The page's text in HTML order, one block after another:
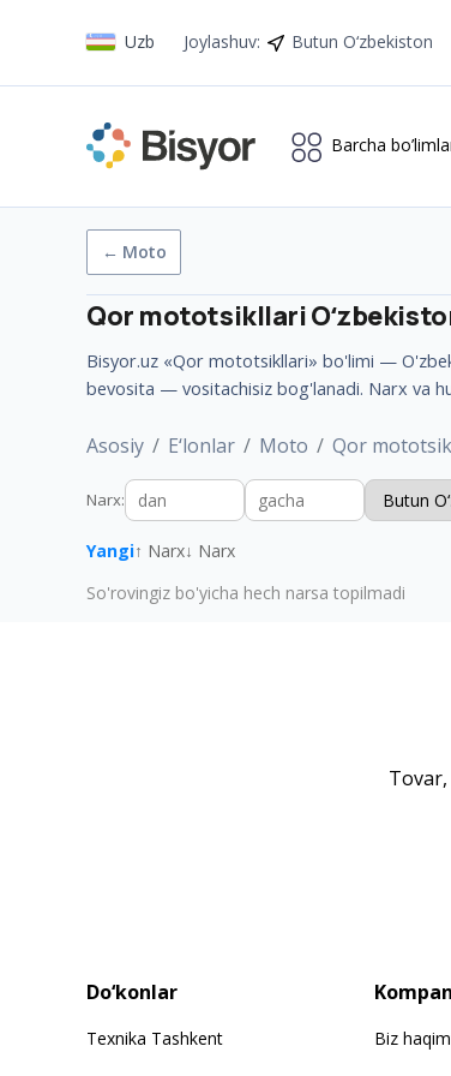
Uzb Joylashuv: Butun O‘zbekiston
Barcha
← Moto
Qor mototsikllari
Bisyor.uz «Qor mototsikllari» bo'limi —
bevosita — vositachisiz bog'lanadi. Narx va
Asosiy E‘lonlar Moto Qor
Narx:
Yangi↑ Narx↓ Narx
So'rovingiz bo'yicha hech narsa topilmadi
Do‘konlar
Texnika Tashkent
Biz